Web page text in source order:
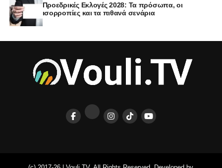
Προεδρικές Εκλογές 2028: Τα πρόσωπα, οι
ισορροπίες και τα πιθανά σενάρια